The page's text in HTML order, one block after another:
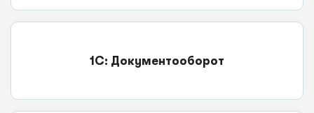
1С: Документооборот